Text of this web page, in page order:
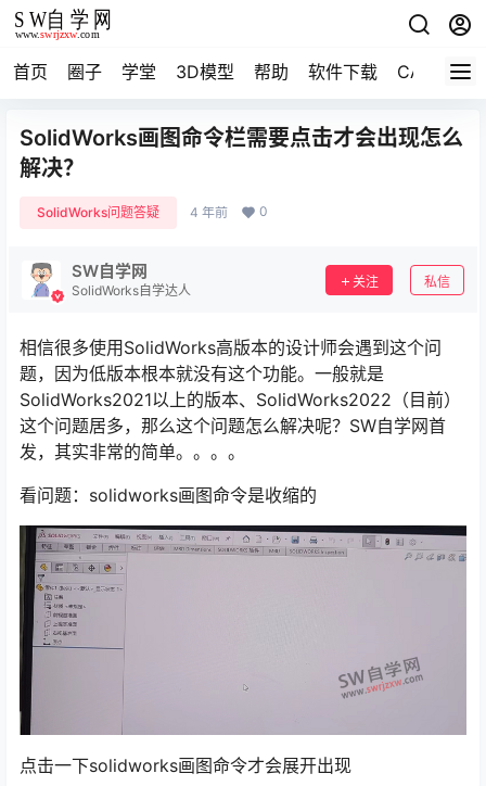
首页 圈子 学堂 3D模型 帮助 软件下载 CAD资料
SolidWorks画图命令栏需要点击才会出现怎么
解决？
SolidWorks问题答疑 4 年前 0
SW自学网
SolidWorks自学达人
关注 私信
相信很多使用SolidWorks高版本的设计师会遇到这个问
题，因为低版本根本就没有这个功能。一般就是
SolidWorks2021以上的版本、SolidWorks2022（目前）
这个问题居多，那么这个问题怎么解决呢？SW自学网首
发，其实非常的简单。。。。
看问题：solidworks画图命令是收缩的
点击一下solidworks画图命令才会展开出现